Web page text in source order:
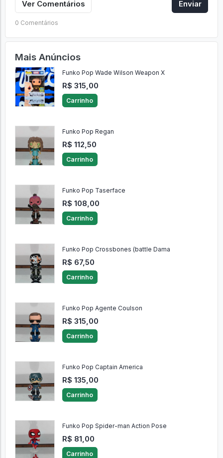
Ver Comentários Enviar
0 Comentários
Mais Anúncios
Funko Pop Wade Wilson Weapon X
R$ 315,00
Carrinho
Funko Pop Regan
R$ 112,50
Carrinho
Funko Pop Taserface
R$ 108,00
Carrinho
Funko Pop Crossbones (battle Dama
R$ 67,50
Carrinho
Funko Pop Agente Coulson
R$ 315,00
Carrinho
Funko Pop Captain America
R$ 135,00
Carrinho
Funko Pop Spider-man Action Pose
R$ 81,00
Carrinho